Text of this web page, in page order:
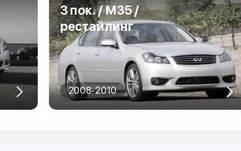
3 пок. / M35 /
рестайлинг
2008-2010